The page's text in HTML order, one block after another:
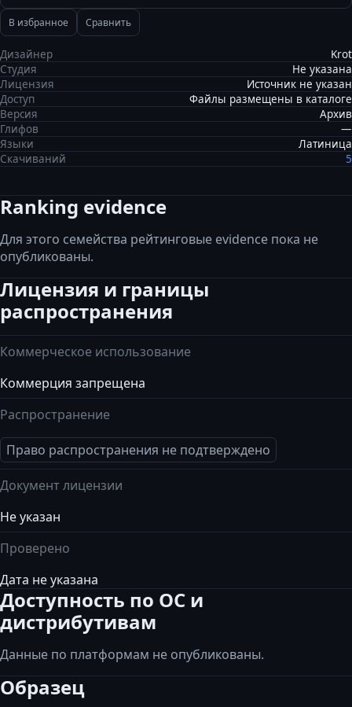
В избранное Сравнить
Дизайнер
Krot
Студия
Не указана
Лицензия
Источник не указан
Доступ
Файлы размещены в каталоге
Версия
Архив
Глифов
—
Языки
Латиница
Скачиваний
5
Ranking evidence
Для этого семейства рейтинговые evidence пока не
опубликованы.
Лицензия и границы
распространения
Коммерческое использование
Коммерция запрещена
Распространение
Право распространения не подтверждено
Документ лицензии
Не указан
Проверено
Дата не указана
Доступность по ОС и
дистрибутивам
Данные по платформам не опубликованы.
Образец